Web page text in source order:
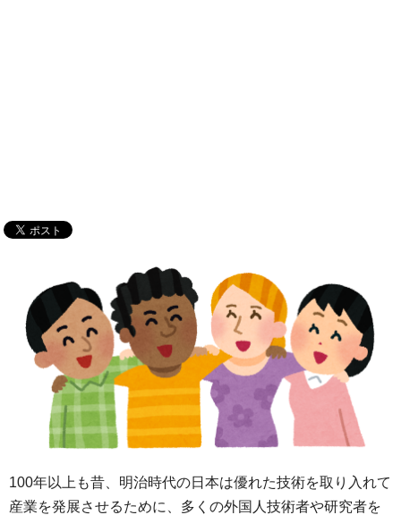
100年以上も昔、明治時代の日本は優れた技術を取り入れて
産業を発展させるために、多くの外国人技術者や研究者を